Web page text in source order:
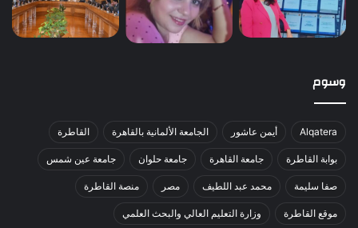
وسوم
Alqatera أيمن عاشور الجامعة الألمانية بالقاهرة القاطرة
بوابة القاطرة جامعة القاهرة جامعة حلوان جامعة عين شمس
صفا سليمة محمد عبد اللطيف مصر منصة القاطرة
موقع القاطرة وزارة التعليم العالي والبحث العلمي